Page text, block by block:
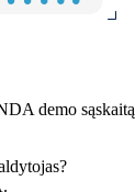
demo sąskaitą